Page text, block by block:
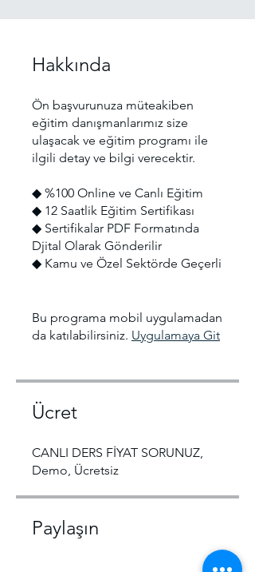
Hakkında
Ön başvurunuza müteakiben
eğitim danışmanlarımız size
ulaşacak ve eğitim programı ile
ilgili detay ve bilgi verecektir.
◆ %100 Online ve Canlı Eğitim
◆ 12 Saatlik Eğitim Sertifikası
◆ Sertifikalar PDF Formatında
Djital Olarak Gönderilir
◆ Kamu ve Özel Sektörde Geçerli
Bu programa mobil uygulamadan
da katılabilirsiniz. Uygulamaya Git
Ücret
CANLI DERS FİYAT SORUNUZ,
Demo, Ücretsiz
Paylaşın